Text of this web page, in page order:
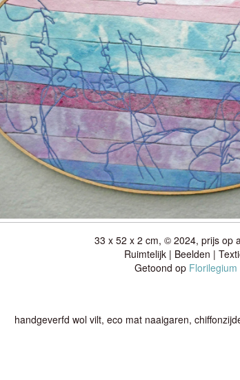
33 x 52 x 2 cm, © 2024, prijs op
Ruimtelijk | Beelden |
Getoond op Florilegium
handgeverfd wol vilt, eco mat naaigaren,